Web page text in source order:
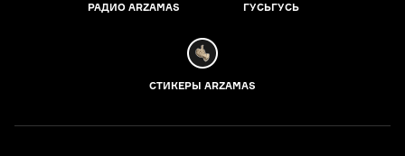
РАДИО ARZAMAS ГУСЬГУСЬ
СТИКЕРЫ ARZAMAS